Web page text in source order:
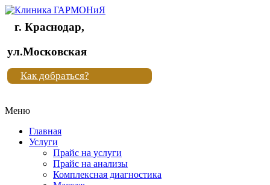
Клиника
"Новая
жизнь"
Клиника
жизнь"
г. Краснодар,
ул.Московская
Как добраться?
Меню
Главная
Услуги
Прайс на услуги
Прайс на анализы
Комплексная диагностика